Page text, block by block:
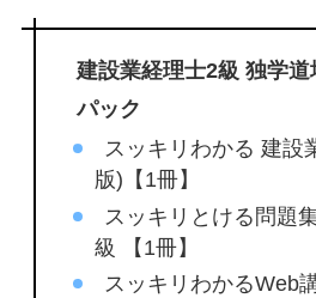
建設業経理士2級 独学
パック
スッキリわかる 建設
版)【1冊】
スッキリとける問題
級 【1冊】
スッキリわかるWeb